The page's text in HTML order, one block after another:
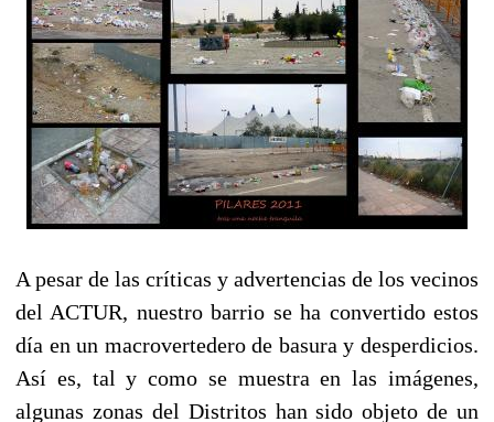
A pesar de las críticas y advertencias de los vecinos
del ACTUR, nuestro barrio se ha convertido estos
día en un macrovertedero de basura y desperdicios.
Así es, tal y como se muestra en las imágenes,
algunas zonas del Distritos han sido objeto de un